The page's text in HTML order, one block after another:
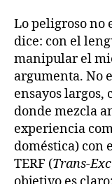
Lo peligroso no
dice: con el
manipular el
argumenta. No
ensayos largos,
donde mezcla
experiencia
doméstica) con
TERF (Trans-